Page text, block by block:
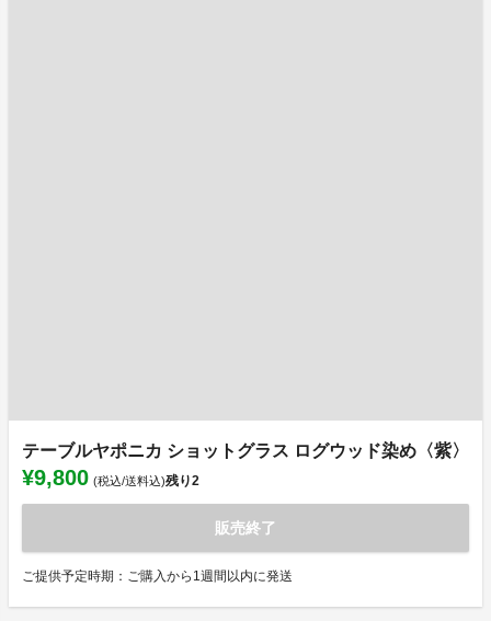
テーブルヤポニカ ショットグラス ログウッド染め〈紫〉
¥9,800 (税込/送料込)残り2
販売終了
ご提供予定時期：ご購入から1週間以内に発送